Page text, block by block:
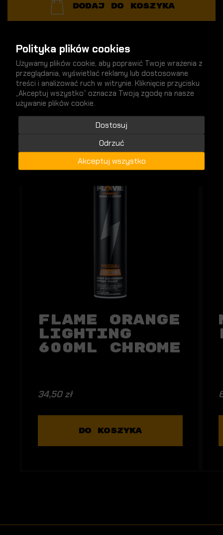
DODAJ DO KOSZYKA
SPRAWDŹ nowości
Flame Orange
Lighting
600ml Chrome
34,50 zł
DO KOSZYKA
NOWY
Polityka plików cookies
Używamy plików cookie, aby poprawić Twoje wrażenia z
przeglądania, wyświetlać reklamy lub dostosowane
treści i analizować ruch w witrynie. Kliknięcie przycisku
„Akceptuj wszystko” oznacza Twoją zgodę na nasze
używanie plików cookie.
Dostosuj
Odrzuć
Akceptuj wszystko